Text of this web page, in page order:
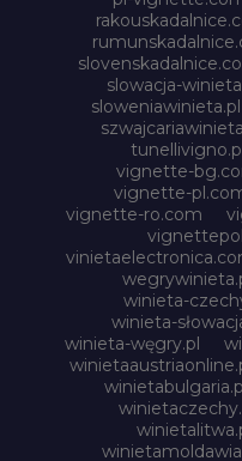
slowacja-
sloweniawinieta.pl
vignette-
vignette-
vignette-ro.com
winieta-
winieta-
winieta-węgry.pl